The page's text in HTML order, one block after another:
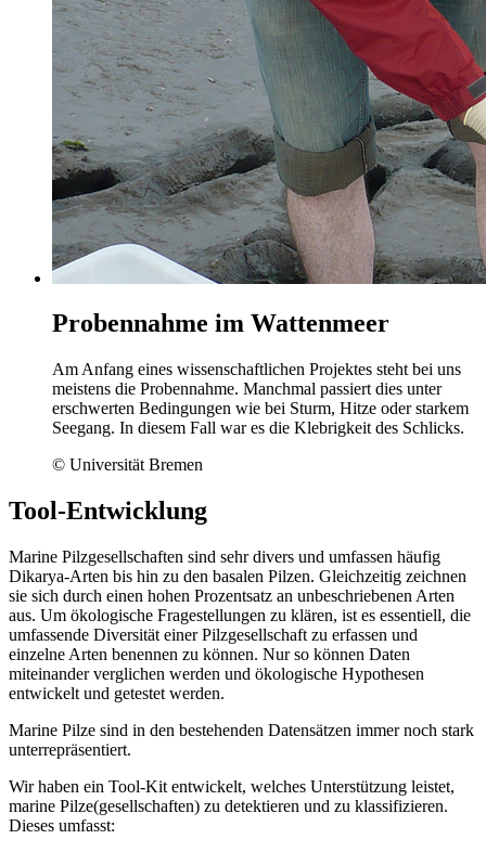
Probennahme im Wattenmeer
Am Anfang eines wissenschaftlichen Projektes steht bei uns
meistens die Probennahme. Manchmal passiert dies unter
erschwerten Bedingungen wie bei Sturm, Hitze oder starkem
Seegang. In diesem Fall war es die Klebrigkeit des Schlicks.
© Universität Bremen
Tool-Entwicklung
Marine Pilzgesellschaften sind sehr divers und umfassen häufig
Dikarya-Arten bis hin zu den basalen Pilzen. Gleichzeitig zeichnen
sie sich durch einen hohen Prozentsatz an unbeschriebenen Arten
aus. Um ökologische Fragestellungen zu klären, ist es essentiell, die
umfassende Diversität einer Pilzgesellschaft zu erfassen und
einzelne Arten benennen zu können. Nur so können Daten
miteinander verglichen werden und ökologische Hypothesen
entwickelt und getestet werden.
Marine Pilze sind in den bestehenden Datensätzen immer noch stark
unterrepräsentiert.
Wir haben ein Tool-Kit entwickelt, welches Unterstützung leistet,
marine Pilze(gesellschaften) zu detektieren und zu klassifizieren.
Dieses umfasst: